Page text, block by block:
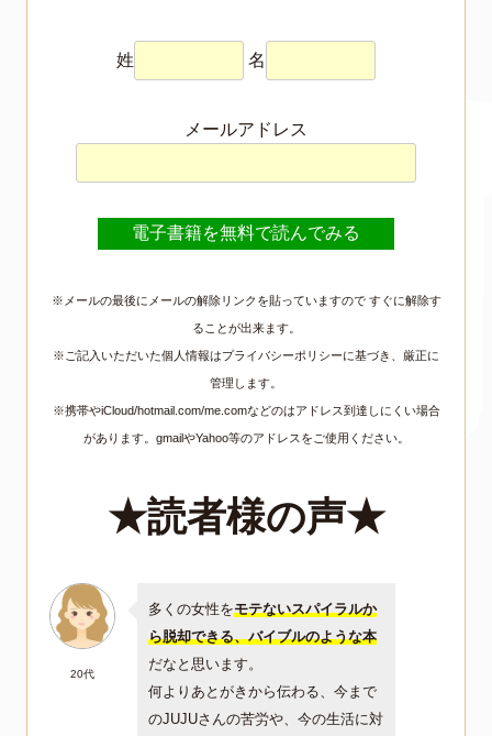
姓 名
メールアドレス
※メールの最後にメールの解除リンクを貼っていますので すぐに解除す
ることが出来ます。
※ご記入いただいた個人情報はプライバシーポリシーに基づき、厳正に
管理します。
※携帯やiCloud/hotmail.com/me.comなどのはアドレス到達しにくい場合
があります。gmailやYahoo等のアドレスをご使用ください。
★読者様の声★
20代
多くの女性をモテないスパイラルか
ら脱却できる、バイブルのような本
だなと思います。
何よりあとがきから伝わる、今まで
のJUJUさんの苦労や、今の生活に対